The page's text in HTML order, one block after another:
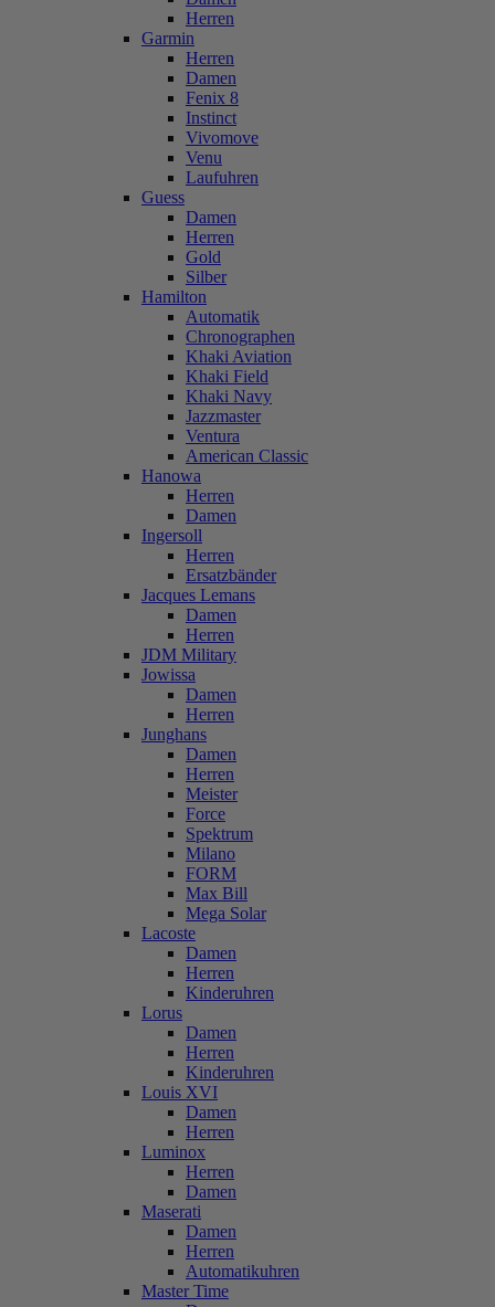
Herren
Garmin
Herren
Damen
Fenix 8
Instinct
Vivomove
Venu
Laufuhren
Guess
Damen
Herren
Gold
Silber
Hamilton
Automatik
Chronographen
Khaki Aviation
Khaki Field
Khaki Navy
Jazzmaster
Ventura
American Classic
Hanowa
Herren
Damen
Ingersoll
Herren
Ersatzbänder
Jacques Lemans
Damen
Herren
JDM Military
Jowissa
Damen
Herren
Junghans
Damen
Herren
Meister
Force
Spektrum
Milano
FORM
Max Bill
Mega Solar
Lacoste
Damen
Herren
Kinderuhren
Lorus
Damen
Herren
Kinderuhren
Louis XVI
Damen
Herren
Luminox
Herren
Damen
Maserati
Damen
Herren
Automatikuhren
Master Time